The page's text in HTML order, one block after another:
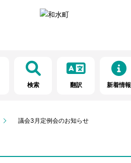
検索 翻訳 新着情報
議会3月定例会のお知らせ